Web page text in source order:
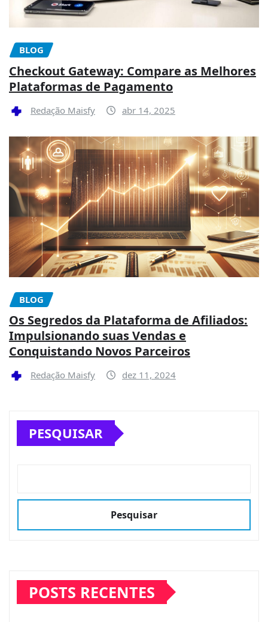
BLOG
Checkout Gateway: Compare as Melhores
Plataformas de Pagamento
Redação Maisfy abr 14, 2025
BLOG
Os Segredos da Plataforma de Afiliados:
Impulsionando suas Vendas e
Conquistando Novos Parceiros
Redação Maisfy dez 11, 2024
PESQUISAR
Pesquisar
POSTS RECENTES